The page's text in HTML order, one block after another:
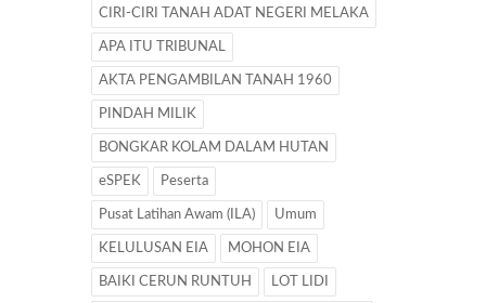
CIRI-CIRI TANAH ADAT NEGERI MELAKA
APA ITU TRIBUNAL
AKTA PENGAMBILAN TANAH 1960
PINDAH MILIK
BONGKAR KOLAM DALAM HUTAN
eSPEK Peserta
Pusat Latihan Awam (ILA) Umum
KELULUSAN EIA MOHON EIA
BAIKI CERUN RUNTUH LOT LIDI